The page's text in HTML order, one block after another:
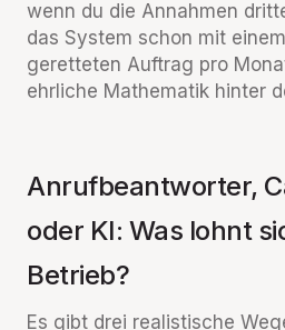
wenn du die Annahmen
das System schon mit
geretteten Auftrag pro
ehrliche Mathematik hinter
Anrufbeantworter,
oder KI: Was lohnt
Betrieb?
Es gibt drei realistische